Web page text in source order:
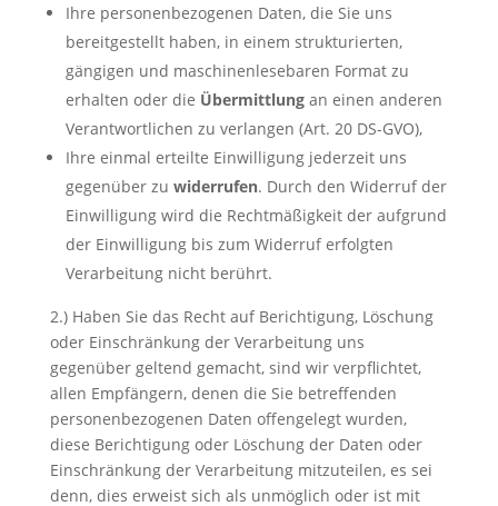
Ihre personenbezogenen Daten, die Sie uns
bereitgestellt haben, in einem strukturierten,
gängigen und maschinenlesebaren Format zu
erhalten oder die Übermittlungan einen anderen
Verantwortlichen zu verlangen (Art. 20 DS-GVO),
Ihre einmal erteilte Einwilligung jederzeit uns
gegenüber zu widerrufen. Durch den Widerruf der
Einwilligung wird die Rechtmäßigkeit der aufgrund
der Einwilligung bis zum Widerruf erfolgten
Verarbeitung nicht berührt.
2.) Haben Sie das Recht auf Berichtigung, Löschung
oder Einschränkung der Verarbeitung uns
gegenüber geltend gemacht, sind wir verpflichtet,
allen Empfängern, denen die Sie betreffenden
personenbezogenen Daten offengelegt wurden,
diese Berichtigung oder Löschung der Daten oder
Einschränkung der Verarbeitung mitzuteilen, es sei
denn, dies erweist sich als unmöglich oder ist mit